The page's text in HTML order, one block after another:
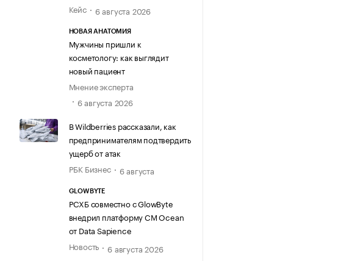
Кейс
6 августа 2026
НОВАЯ АНАТОМИЯ
Мужчины пришли к
косметологу: как выглядит
новый пациент
Мнение эксперта
6 августа 2026
В Wildberries рассказали, как
предпринимателям подтвердить
ущерб от атак
РБК Бизнес
6 августа
GLOWBYTE
РСХБ совместно с GlowByte
внедрил платформу CM Ocean
от Data Sapience
Новость
6 августа 2026